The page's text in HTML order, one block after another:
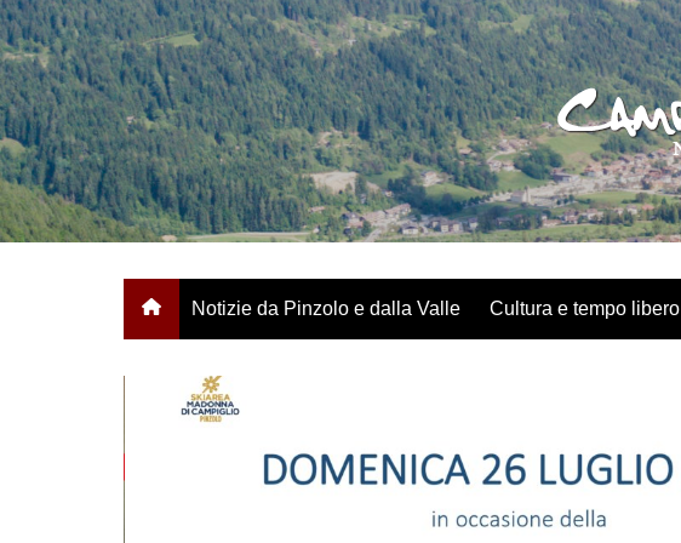
Salta
al
contenuto
Notizie da Pinzolo e dalla Valle Cultura e tempo libero